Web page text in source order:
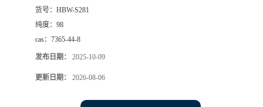
货号： HBW-S281
纯度： 98
cas： 7365-44-8
发布日期： 2025-10-09
更新日期： 2026-08-06